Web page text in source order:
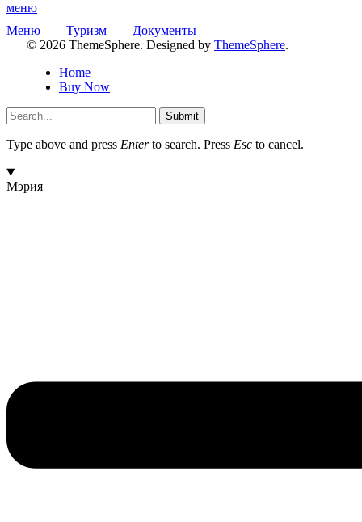
меню
Меню
Туризм
Документы
© 2026 ThemeSphere. Designed by ThemeSphere.
Home
Buy Now
Submit
Type above and press Enterto search. Press Esc to cancel.
Мэрия